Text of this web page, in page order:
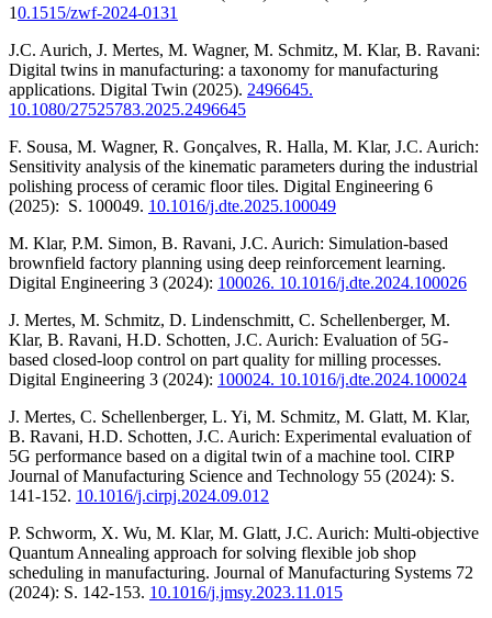
10.1515/zwf-2024-0131
J.C. Aurich, J. Mertes, M. Wagner, M. Schmitz, M. Klar, B. Ravani:
Digital twins in manufacturing: a taxonomy for manufacturing
applications. Digital Twin (2025). 2496645.
10.1080/27525783.2025.2496645
F. Sousa, M. Wagner, R. Gonçalves, R. Halla, M. Klar, J.C. Aurich:
Sensitivity analysis of the kinematic parameters during the industrial
polishing process of ceramic floor tiles. Digital Engineering 6
(2025): S. 100049. 10.1016/j.dte.2025.100049
M. Klar, P.M. Simon, B. Ravani, J.C. Aurich: Simulation-based
brownfield factory planning using deep reinforcement learning.
Digital Engineering 3 (2024): 100026. 10.1016/j.dte.2024.100026
J. Mertes, M. Schmitz, D. Lindenschmitt, C. Schellenberger, M.
Klar, B. Ravani, H.D. Schotten, J.C. Aurich: Evaluation of 5G-
based closed-loop control on part quality for milling processes.
Digital Engineering 3 (2024): 100024. 10.1016/j.dte.2024.100024
J. Mertes, C. Schellenberger, L. Yi, M. Schmitz, M. Glatt, M. Klar,
B. Ravani, H.D. Schotten, J.C. Aurich: Experimental evaluation of
5G performance based on a digital twin of a machine tool. CIRP
Journal of Manufacturing Science and Technology 55 (2024): S.
141-152. 10.1016/j.cirpj.2024.09.012
P. Schworm, X. Wu, M. Klar, M. Glatt, J.C. Aurich: Multi-objective
Quantum Annealing approach for solving flexible job shop
scheduling in manufacturing. Journal of Manufacturing Systems 72
(2024): S. 142-153. 10.1016/j.jmsy.2023.11.015